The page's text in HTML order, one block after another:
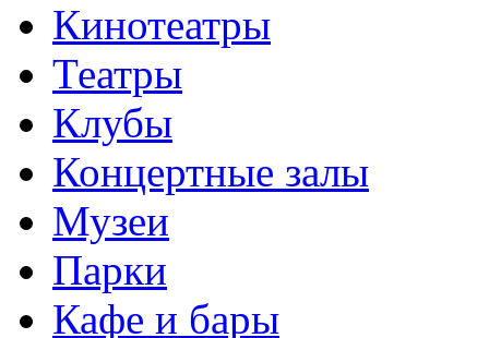
Кинотеатры
Театры
Клубы
Концертные залы
Музеи
Парки
Кафе и бары